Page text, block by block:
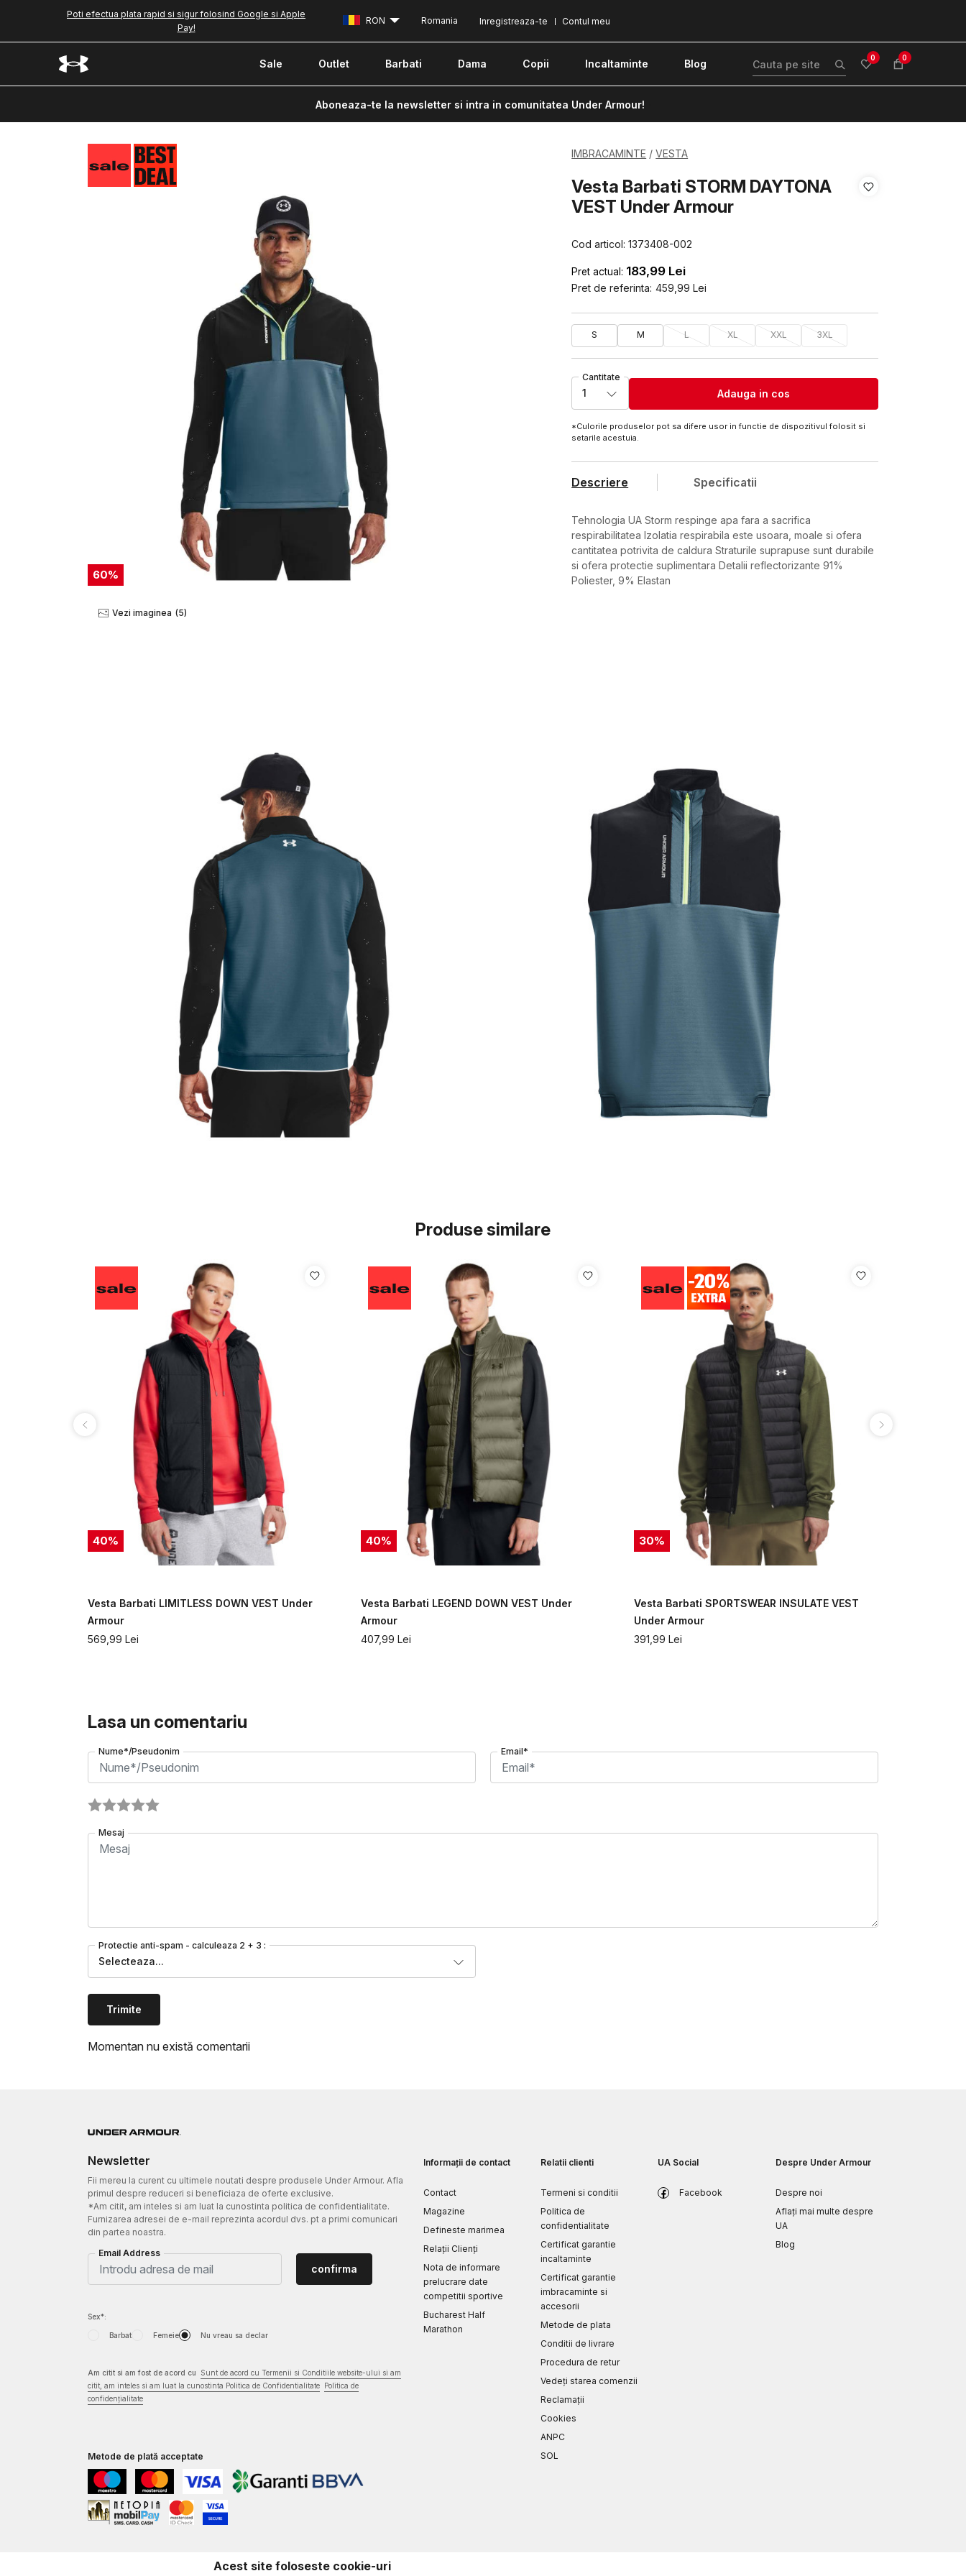
Poti efectua plata rapid si sigur folosind Google si Apple
Pay!
Contul meu
Inregistreaza-te
RON Romania
Sale Outlet Barbati Dama Copii Incaltaminte Blog 0 0
Aboneaza-te la newsletter si intra in comunitatea Under Armour!
60%
Vezi imaginea (5)
IMBRACAMINTE VESTA
Vesta Barbati STORM DAYTONA
VEST Under Armour
Cod articol:1373408-002
Pret actual: 183,99 Lei
Pret de referinta: 459,99 Lei
S M L XL XXL 3XL
Cantitate
1 Adauga in cos
*Culorile produselor pot sa difere usor in functie de dispozitivul folosit si
setarile acestuia.
Descriere Specificatii
Tehnologia UA Storm respinge apa fara a sacrifica
respirabilitatea Izolatia respirabila este usoara, moale si ofera
cantitatea potrivita de caldura Straturile suprapuse sunt durabile
si ofera protectie suplimentara Detalii reflectorizante 91%
Poliester, 9% Elastan
Produse similare
40%
Vesta Barbati LIMITLESS DOWN VEST Under
Armour
569,99 Lei
40%
Vesta Barbati LEGEND DOWN VEST Under
Armour
407,99 Lei
30%
Vesta Barbati SPORTSWEAR INSULATE VEST
Under Armour
391,99 Lei
Lasa un comentariu
Nume*/Pseudonim Email*
Mesaj
Protectie anti-spam - calculeaza 2 + 3 :
Selecteaza...
Trimite
Momentan nu există comentarii
Newsletter
Fii mereu la curent cu ultimele noutati despre produsele Under Armour. Afla
primul despre reduceri si beneficiaza de oferte exclusive.
*Am citit, am inteles si am luat la cunostinta politica de confidentialitate.
Furnizarea adresei de e-mail reprezinta acordul dvs. pt a primi comunicari
din partea noastra.
Email Address
Sex*:
Barbat Femeie Nu vreau sa declar
confirma
Am citit si am fost de acord cu
Sunt de acord cu Termenii si Conditiile website-ului si am
citit, am inteles si am luat la cunostinta Politica de Confidentialitate
Politica de
confidențialitate
Metode de plată acceptate
Informații de contact
Contact
Magazine
Defineste marimea
Relații Clienți
Nota de informare
prelucrare date
competitii sportive
Bucharest Half
Marathon
Relatii clienti
Termeni si conditii
Politica de
confidentialitate
Certificat garantie
incaltaminte
Certificat garantie
imbracaminte si
accesorii
Metode de plata
Conditii de livrare
Procedura de retur
Vedeți starea comenzii
Reclamaţii
Cookies
ANPC
SOL
UA Social
Facebook
Despre Under Armour
Despre noi
Aflați mai multe despre
UA
Blog
NB SOFT. Toate drepturile rezervate.
Acest site foloseste cookie-uri